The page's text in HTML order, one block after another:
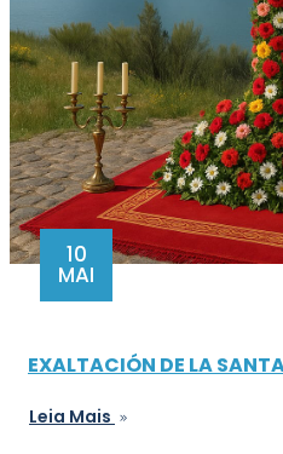
10
MAI
EXALTACIÓN DE LA
Leia Mais